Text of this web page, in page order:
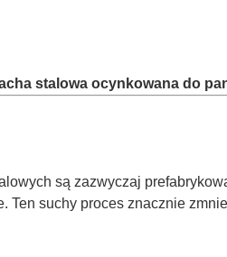
stalowa ocynkowana do
są zazwyczaj
Ten suchy proces znacznie